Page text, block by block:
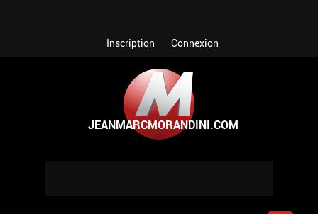
Inscription Connexion